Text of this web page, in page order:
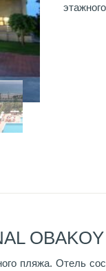
пляжа. Отель